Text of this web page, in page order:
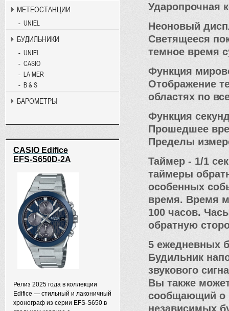
Ударопрочная
Неоновый
Светящееся
темное время
Функция
Отображение
областях по
Функция
Прошедшее
Пределы
Таймер - 1/1
таймеры
особенных
время. Время
100 часов.
обратную
5 ежедневных
Будильник
звукового
Вы также
сообщающий о
независимых
МЕТЕОСТАНЦИИ
UNIEL
БУДИЛЬНИКИ
UNIEL
CASIO
LA MER
B & S
БАРОМЕТРЫ
CASIO Edifice
EFS-S650D-2A
Релиз 2025 года в коллекции
Edifice — стильный и лаконичный
хронограф из серии EFS-S650 в